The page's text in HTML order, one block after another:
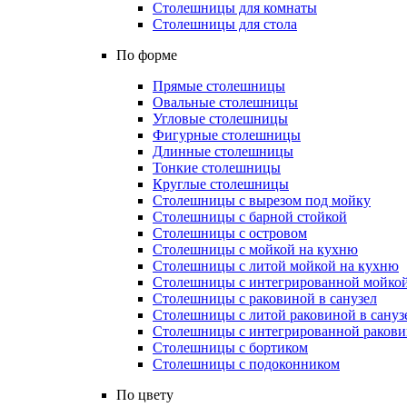
Столешницы для комнаты
Столешницы для стола
По форме
Прямые столешницы
Овальные столешницы
Угловые столешницы
Фигурные столешницы
Длинные столешницы
Тонкие столешницы
Круглые столешницы
Столешницы с вырезом под мойку
Столешницы с барной стойкой
Столешницы с островом
Столешницы с мойкой на кухню
Столешницы с литой мойкой на кухню
Столешницы с интегрированной
Столешницы с раковиной в санузел
Столешницы с литой раковиной в
Столешницы с интегрированной
Столешницы с бортиком
Столешницы с подоконником
По цвету